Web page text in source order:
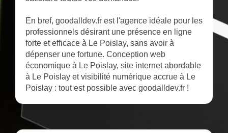
En bref, goodalldev.fr est l'agence idéale pour les
professionnels désirant une présence en ligne
forte et efficace à Le Poislay, sans avoir à
dépenser une fortune. Conception web
économique à Le Poislay, site internet abordable
à Le Poislay et visibilité numérique accrue à Le
Poislay : tout est possible avec goodalldev.fr !